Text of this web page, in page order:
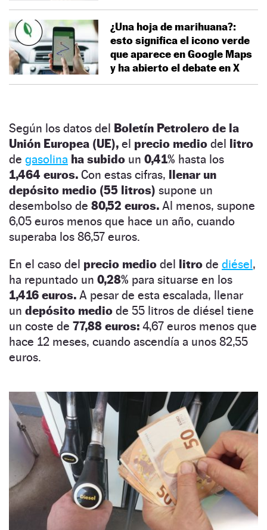
¿Una hoja de marihuana?:
esto significa el icono verde
que aparece en Google Maps
y ha abierto el debate en X
Según los datos del Boletín Petrolero de la
Unión Europea (UE), el precio medio del litro
de gasolina ha subido un 0,41% hasta los
1,464 euros. Con estas cifras, llenar un
depósito medio (55 litros) supone un
desembolso de 80,52 euros. Al menos, supone
6,05 euros menos que hace un año, cuando
superaba los 86,57 euros.
En el caso del precio medio del litro de diésel,
ha repuntado un 0,28% para situarse en los
1,416 euros. A pesar de esta escalada, llenar
un depósito medio de 55 litros de diésel tiene
un coste de 77,88 euros: 4,67 euros menos que
hace 12 meses, cuando ascendía a unos 82,55
euros.